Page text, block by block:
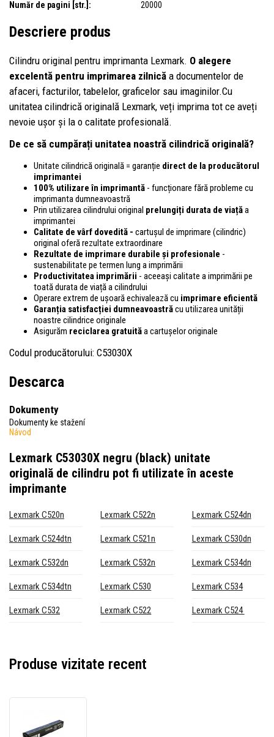
Număr de pagini [str.]: 20000
Descriere produs
Cilindru original pentru imprimanta Lexmark. O alegere
excelentă pentru imprimarea zilnică a documentelor de
afaceri, facturilor, tabelelor, graficelor sau imaginilor.Cu
unitatea cilindrică originală Lexmark, veți imprima tot ce aveți
nevoie ușor și la o calitate profesională.
De ce să cumpărați unitatea noastră cilindrică originală?
Unitate cilindrică originală = garanție direct de la producătorul
imprimantei
100% utilizare în imprimantă - funcționare fără probleme cu
imprimanta dumneavoastră
Prin utilizarea cilindrului original prelungiți durata de viațăa
imprimantei
Calitate de vârf dovedită - cartușul de imprimare (cilindric)
original oferă rezultate extraordinare
Rezultate de imprimare durabile și profesionale -
sustenabilitate pe termen lung a imprimării
Productivitatea imprimării - aceeași calitate a imprimării pe
toată durata de viață a cilindrului
Operare extrem de ușoară echivalează cu imprimare eficientă
Garanția satisfacției dumneavoastrăcu utilizarea unității
noastre cilindrice originale
Asigurăm reciclarea gratuităa cartușelor originale
Codul producătorului: C53030X
Descarca
Dokumenty
Dokumenty ke stažení
Návod
Lexmark C53030X negru (black) unitate
originală de cilindru pot fi utilizate în aceste
imprimante
Lexmark C520n Lexmark C522n Lexmark C524dn
Lexmark C524dtn Lexmark C521n Lexmark C530dn
Lexmark C532dn Lexmark C532n Lexmark C534dn
Lexmark C534dtn Lexmark C530 Lexmark C534
Lexmark C532 Lexmark C522 Lexmark C524
Produse vizitate recent